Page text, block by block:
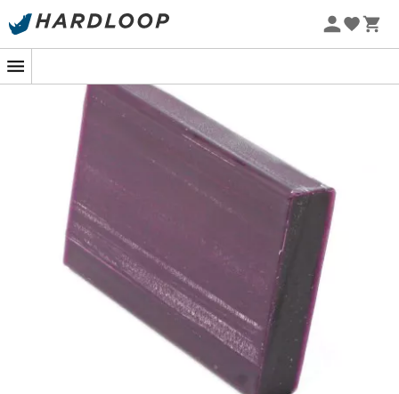
Promos d'été 🔥 -5 % EXTRA dès 2 produits* code Summer5
-5% Extra - Code Summer5